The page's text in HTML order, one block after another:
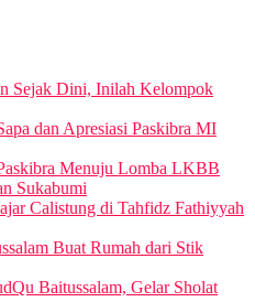
Sejak Dini, Inilah Kelompok
dan Apresiasi Paskibra MI
Menuju Lomba LKBB
Sukabumi
Calistung di Tahfidz Fathiyyah
Buat Rumah dari Stik
Baitussalam, Gelar Sholat